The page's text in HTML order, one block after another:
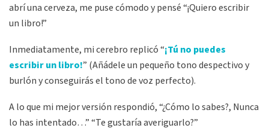
abrí una cerveza, me puse cómodo y pensé “¡Quiero escribir
un libro!”
Inmediatamente, mi cerebro replicó “¡Tú no puedes
escribir un libro!” (Añádele un pequeño tono despectivo y
burlón y conseguirás el tono de voz perfecto).
A lo que mi mejor versión respondió, “¿Cómo lo sabes?, Nunca
lo has intentado…” “Te gustaría averiguarlo?”